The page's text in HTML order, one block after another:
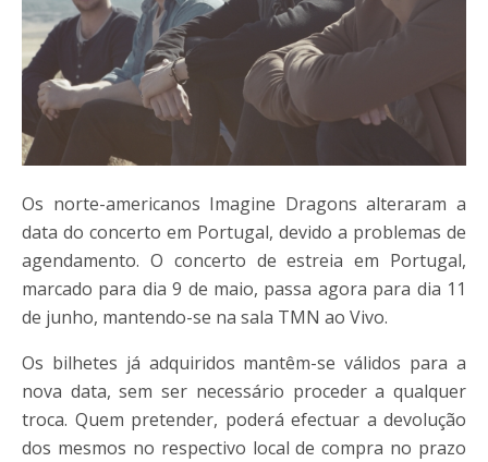
Os norte-americanos Imagine Dragons alteraram a
data do concerto em Portugal, devido a problemas de
agendamento. O concerto de estreia em Portugal,
marcado para dia 9 de maio, passa agora para dia 11
de junho, mantendo-se na sala TMN ao Vivo.
Os bilhetes já adquiridos mantêm-se válidos para a
nova data, sem ser necessário proceder a qualquer
troca. Quem pretender, poderá efectuar a devolução
dos mesmos no respectivo local de compra no prazo